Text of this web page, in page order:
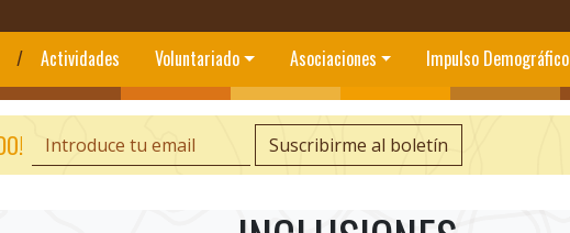
/ Actividades Voluntariado Asociaciones Impulso Demográfico
Suscribirme al boletín